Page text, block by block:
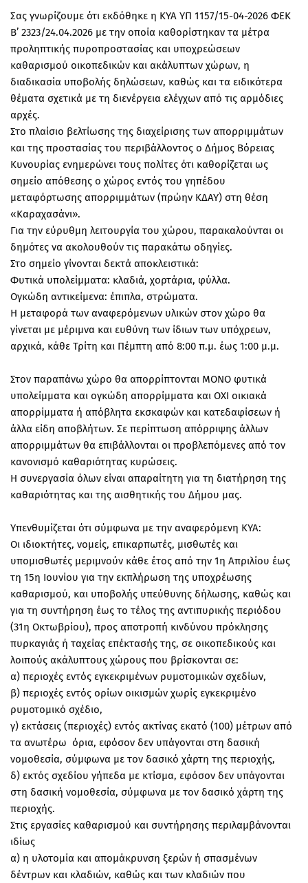
Σας γνωρίζουμε ότι εκδόθηκε η ΚΥΑ ΥΠ 1157/15-04-2026 ΦΕΚ
B’ 2323/24.04.2026 με την οποία καθορίστηκαν τα μέτρα
προληπτικής πυροπροστασίας και υποχρεώσεων
καθαρισμού οικοπεδικών και ακάλυπτων χώρων, η
διαδικασία υποβολής δηλώσεων, καθώς και τα ειδικότερα
θέματα σχετικά με τη διενέργεια ελέγχων από τις αρμόδιες
αρχές.
Στο πλαίσιο βελτίωσης της διαχείρισης των απορριμμάτων
και της προστασίας του περιβάλλοντος ο Δήμος Βόρειας
Κυνουρίας ενημερώνει τους πολίτες ότι καθορίζεται ως
σημείο απόθεσης ο χώρος εντός του γηπέδου
μεταφόρτωσης απορριμμάτων (πρώην ΚΔΑΥ) στη θέση
«Καραχασάνι».
Για την εύρυθμη λειτουργία του χώρου, παρακαλούνται οι
δημότες να ακολουθούν τις παρακάτω οδηγίες.
Στο σημείο γίνονται δεκτά αποκλειστικά:
Φυτικά υπολείμματα: κλαδιά, χορτάρια, φύλλα.
Ογκώδη αντικείμενα: έπιπλα, στρώματα.
Η μεταφορά των αναφερόμενων υλικών στον χώρο θα
γίνεται με μέριμνα και ευθύνη των ίδιων των υπόχρεων,
αρχικά, κάθε Τρίτη και Πέμπτη από 8:00 π.μ. έως 1:00 μ.μ.
Στον παραπάνω χώρο θα απορρίπτονται ΜΟΝΟ φυτικά
υπολείμματα και ογκώδη απορρίμματα και ΟΧΙ οικιακά
απορρίμματα ή απόβλητα εκσκαφών και κατεδαφίσεων ή
άλλα είδη αποβλήτων. Σε περίπτωση απόρριψης άλλων
απορριμμάτων θα επιβάλλονται οι προβλεπόμενες από τον
κανονισμό καθαριότητας κυρώσεις.
Η συνεργασία όλων είναι απαραίτητη για τη διατήρηση της
καθαριότητας και της αισθητικής του Δήμου μας.
Υπενθυμίζεται ότι σύμφωνα με την αναφερόμενη ΚΥΑ:
Οι ιδιοκτήτες, νομείς, επικαρπωτές, μισθωτές και
υπομισθωτές μεριμνούν κάθε έτος από την 1η Απριλίου έως
τη 15η Ιουνίου για την εκπλήρωση της υποχρέωσης
καθαρισμού, και υποβολής υπεύθυνης δήλωσης, καθώς και
για τη συντήρηση έως το τέλος της αντιπυρικής περιόδου
(31η Οκτωβρίου), προς αποτροπή κινδύνου πρόκλησης
πυρκαγιάς ή ταχείας επέκτασής της, σε οικοπεδικούς και
λοιπούς ακάλυπτους χώρους που βρίσκονται σε:
α) περιοχές εντός εγκεκριμένων ρυμοτομικών σχεδίων,
β) περιοχές εντός ορίων οικισμών χωρίς εγκεκριμένο
ρυμοτομικό σχέδιο,
γ) εκτάσεις (περιοχές) εντός ακτίνας εκατό (100) μέτρων από
τα ανωτέρω όρια, εφόσον δεν υπάγονται στη δασική
νομοθεσία, σύμφωνα με τον δασικό χάρτη της περιοχής,
δ) εκτός σχεδίου γήπεδα με κτίσμα, εφόσον δεν υπάγονται
στη δασική νομοθεσία, σύμφωνα με τον δασικό χάρτη της
περιοχής.
Στις εργασίες καθαρισμού και συντήρησης περιλαμβάνονται
ιδίως
α) η υλοτομία και απομάκρυνση ξερών ή σπασμένων
δέντρων και κλαδιών, καθώς και των κλαδιών που